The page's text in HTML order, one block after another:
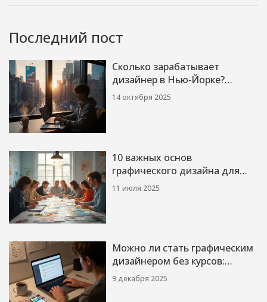
Последний пост
Сколько зарабатывает
дизайнер в Нью‑Йорке?
Реальные цифры 2025
14 октября 2025
10 важных основ
графического дизайна для
начинающих и профи
11 июля 2025
Можно ли стать графическим
дизайнером без курсов:
реальный путь без обучения
9 декабря 2025